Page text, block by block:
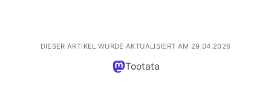
DIESER ARTIKEL WURDE AKTUALISIERT AM 29.04.2026
Tootata